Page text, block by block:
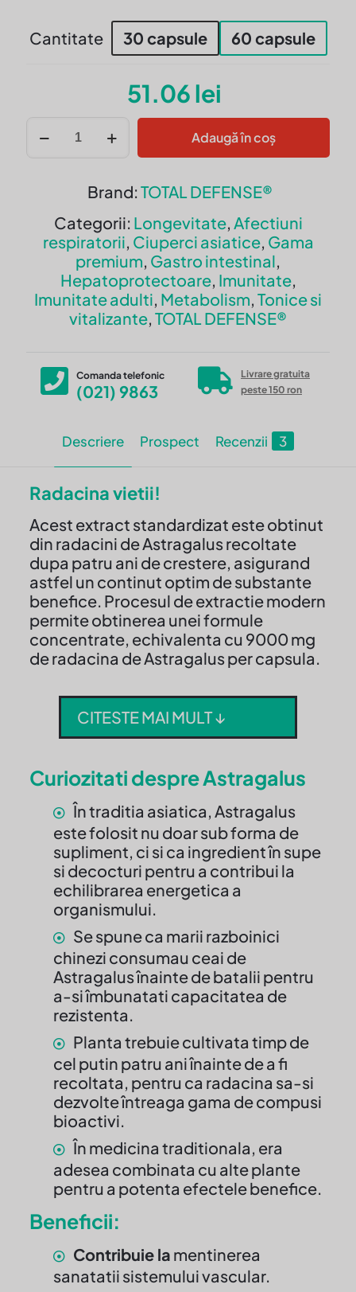
Cantitate 30 capsule 60 capsule
51.06lei
ASTRAGALUS
echivalent
Adaugă în coș
Categorii: Longevitate, Afectiuni
respiratorii, Ciuperci asiatice, Gama
premium, Gastro intestinal,
Hepatoprotectoare, Imunitate,
Imunitate adulti, Metabolism, Tonice si
vitalizante, TOTAL DEFENSE®
Brand:TOTAL DEFENSE®
Comanda telefonic
(021) 9863
Livrare gratuita
peste 150 ron
Descriere Prospect Recenzii 3
Radacina vietii!
Acest extract standardizat este obtinut
din radacini de Astragalus recoltate
dupa patru ani de crestere, asigurand
astfel un continut optim de substante
benefice. Procesul de extractie modern
permite obtinerea unei formule
concentrate, echivalenta cu 9000 mg
de radacina de Astragalus per capsula.
CITESTE MAI MULT ↓
Curiozitati despre Astragalus
În traditia asiatica, Astragalus
este folosit nu doar sub forma de
supliment, ci si ca ingredient în supe
si decocturi pentru a contribui la
echilibrarea energetica a
organismului.
Se spune ca marii razboinici
chinezi consumau ceai de
Astragalus înainte de batalii pentru
a-si îmbunatati capacitatea de
rezistenta.
Planta trebuie cultivata timp de
cel putin patru ani înainte de a fi
recoltata, pentru ca radacina sa-si
dezvolte întreaga gama de compusi
bioactivi.
În medicina traditionala, era
adesea combinata cu alte plante
pentru a potenta efectele benefice.
Beneficii:
Contribuie la mentinerea
sanatatii sistemului vascular.